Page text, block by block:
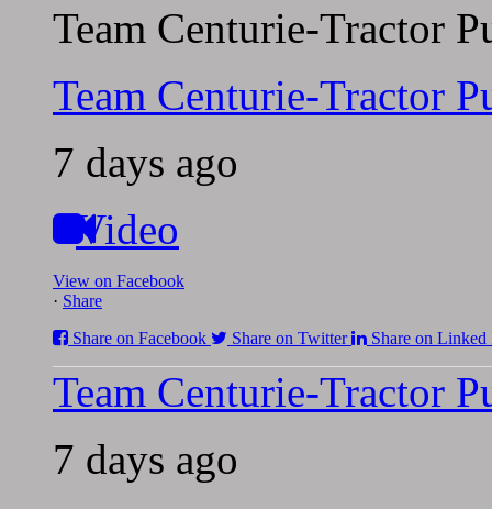
Team Centurie-Tractor
Team Centurie-Tractor
7 days ago
Video
View on Facebook
· Share
Share on Facebook
Share on Twitter Share on Linked
Team Centurie-Tractor
7 days ago